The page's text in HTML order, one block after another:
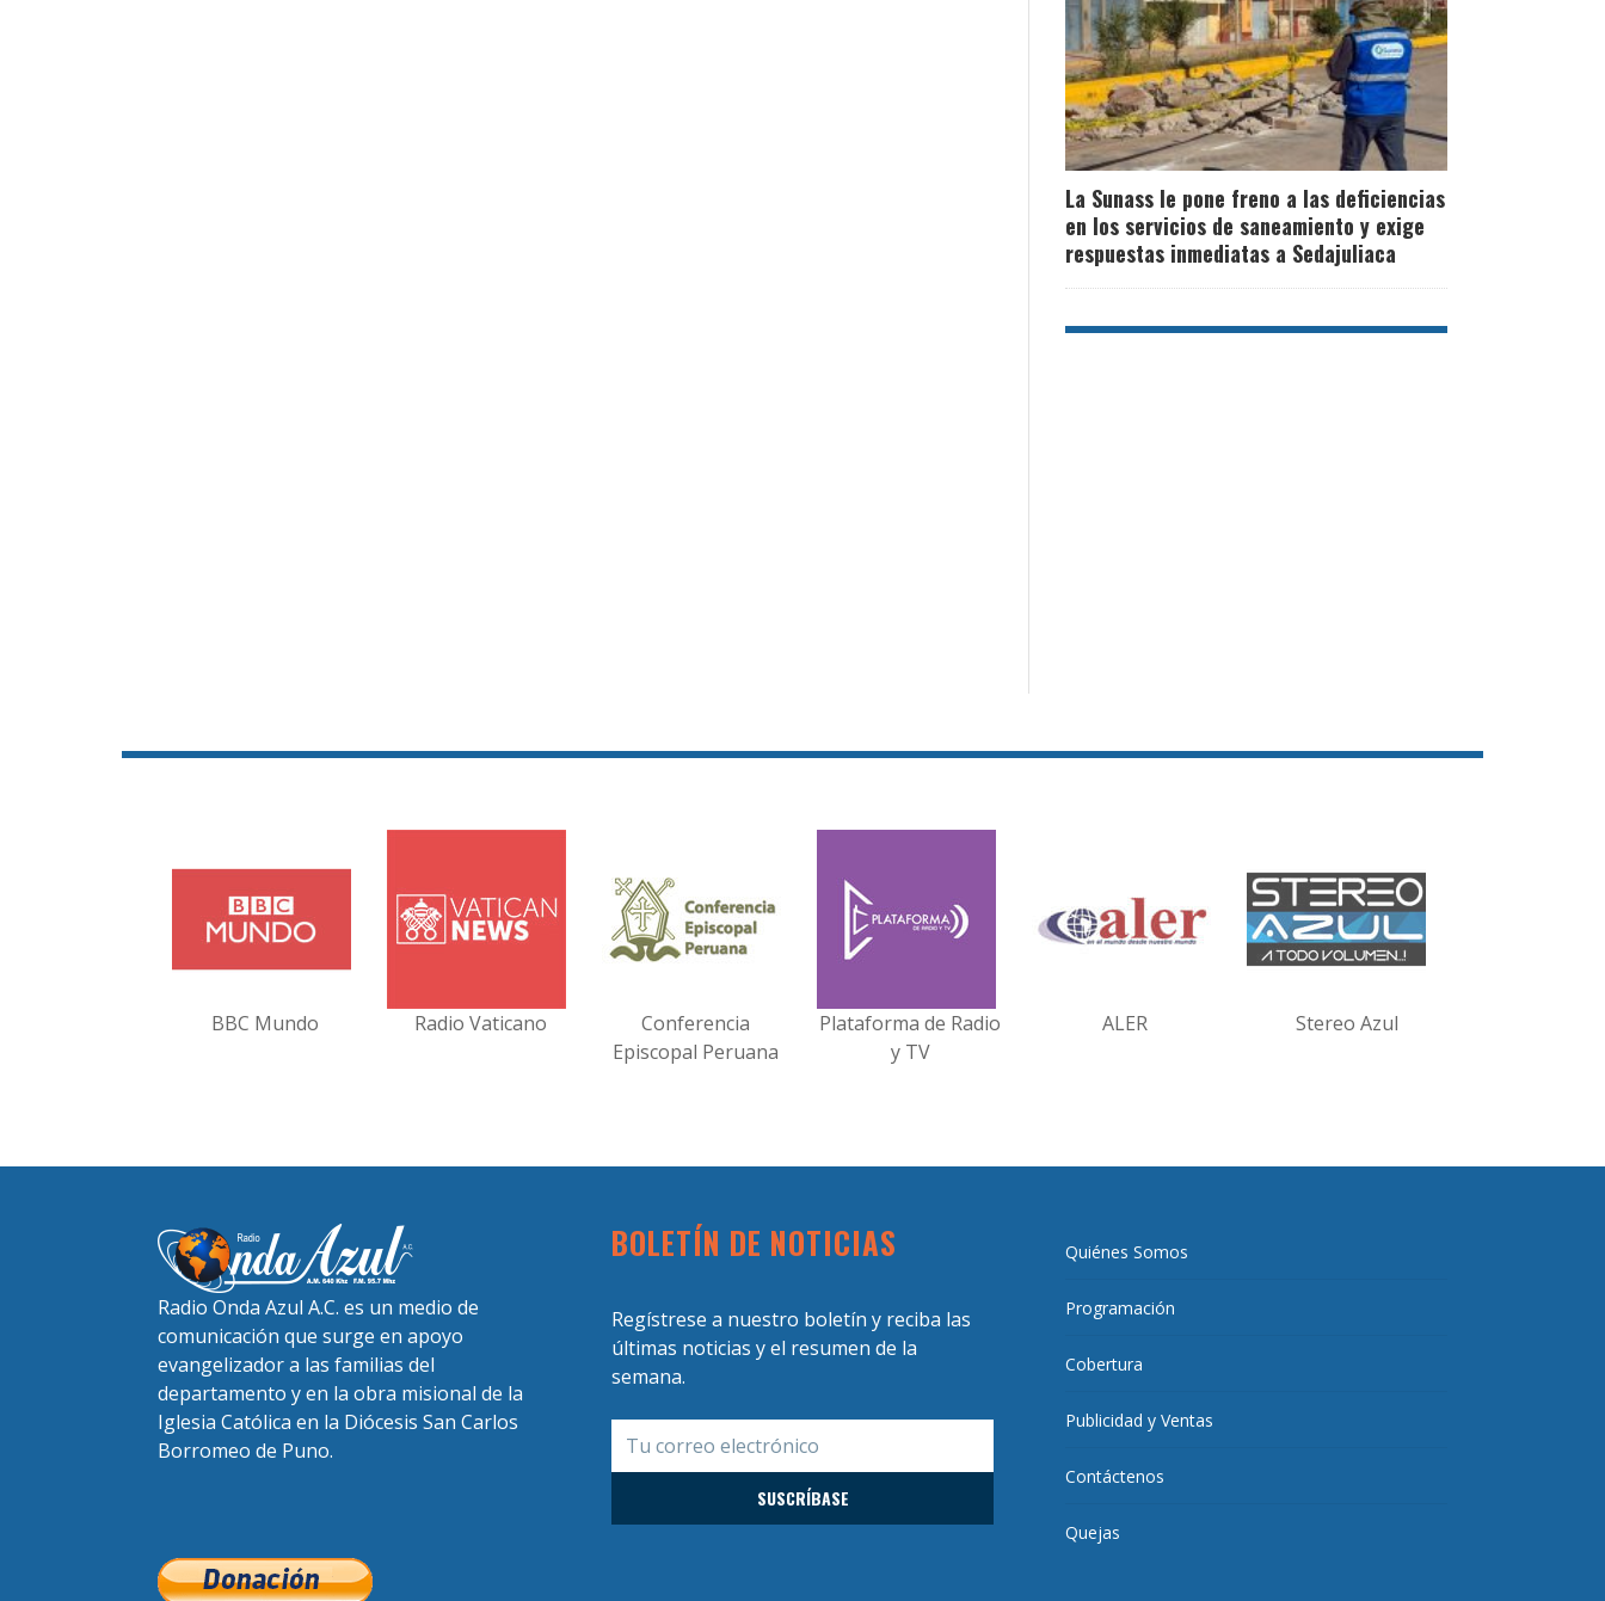
La Sunass le pone freno a las deficiencias
en los servicios de saneamiento y exige
respuestas inmediatas a Sedajuliaca
BBC Mundo Radio Vaticano
Conferencia
Episcopal Peruana
Plataforma de Radio
y TV
ALER Stereo Azul
Radio Onda Azul A.C. es un medio de
comunicación que surge en apoyo
evangelizador a las familias del
departamento y en la obra misional de la
Iglesia Católica en la Diócesis San Carlos
Borromeo de Puno.
BOLETÍN DE NOTICIAS
Regístrese a nuestro boletín y reciba las
últimas noticias y el resumen de la
semana.
Quiénes Somos
Programación
Cobertura
Publicidad y Ventas
Contáctenos
Quejas